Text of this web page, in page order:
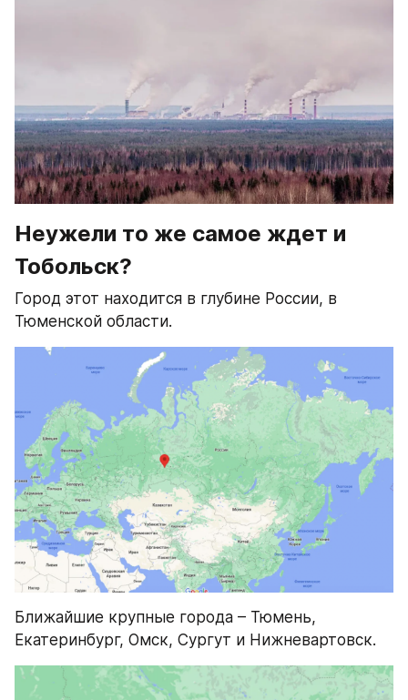
Неужели то же самое ждет и
Тобольск?
Город этот находится в глубине России, в
Тюменской области.
Ближайшие крупные города – Тюмень,
Екатеринбург, Омск, Сургут и Нижневартовск.